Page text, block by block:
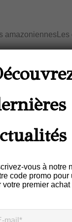
amazoniennes
Feuilles
De Plat
VERT-
vous à notre
code promo
votre premier achat